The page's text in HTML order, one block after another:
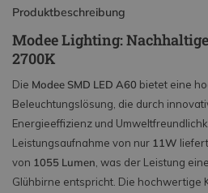
Produktbeschreibung
Modee Lighting: Nachhaltige
2700K
Die Modee SMD LED A60 bietet eine
Beleuchtungslösung, die durch
Energieeffizienz und
Leistungsaufnahme von nur 11W
von 1055 Lumen, was der Leistung
Glühbirne entspricht. Die hochwertige